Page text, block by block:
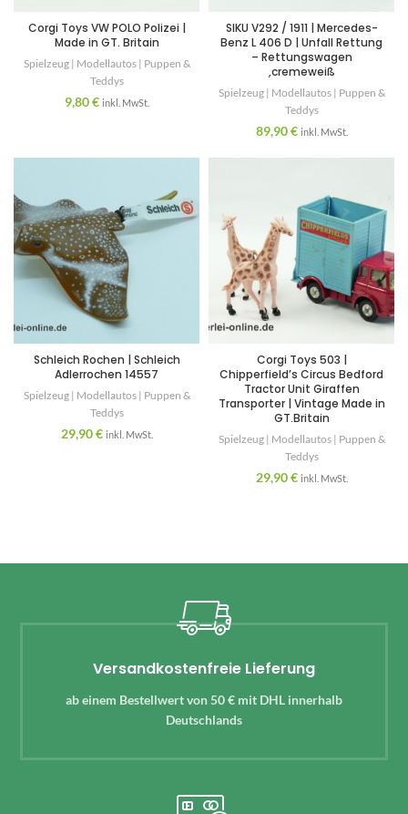
Corgi Toys VW POLO Polizei |
Made in GT. Britain
Spielzeug | Modellautos | Puppen &
Teddys
9,80€ inkl. MwSt.
SIKU V292 / 1911 | Mercedes-
Benz L 406 D | Unfall Rettung
– Rettungswagen
,cremeweiß
Spielzeug | Modellautos | Puppen &
Teddys
89,90€ inkl. MwSt.
Schleich Rochen | Schleich
Adlerrochen 14557
Spielzeug | Modellautos | Puppen &
Teddys
29,90€ inkl. MwSt.
Corgi Toys 503 |
Chipperfield’s Circus Bedford
Tractor Unit Giraffen
Transporter | Vintage Made in
GT.Britain
Spielzeug | Modellautos | Puppen &
Teddys
29,90€ inkl. MwSt.
Versandkostenfreie Lieferung
ab einem Bestellwert von 50 € mit DHL innerhalb
Deutschlands